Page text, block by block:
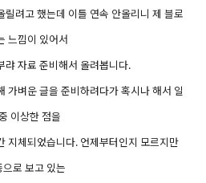
릴려고 했는데 이틀 연속 안올리니 제 블로
느낌이 있어서
랴 자료 준비해서 올려봅니다.
가벼운 글을 준비하려다가 혹시나 해서 일
이상한 점을
지체되었습니다. 언제부터인지 모르지만
로 보고 있는